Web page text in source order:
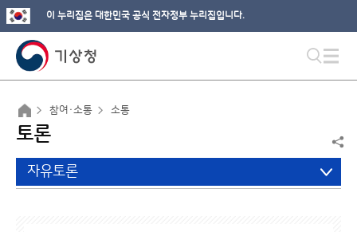
이 누리집은 대한민국 공식 전자정부 누리집입니다.
참여·소통 소통
토론
자유토론